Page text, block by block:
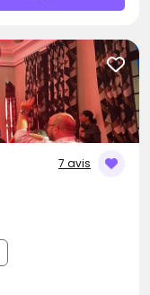
7 avis